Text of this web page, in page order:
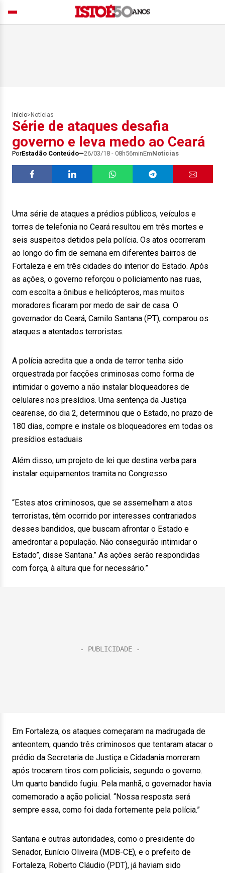
Início> Notícias
Série de ataques desafia
governo e leva medo ao Ceará
PorEstadão Conteúdo 26/03/18 - 08h56minEmNotícias
Uma série de ataques a prédios públicos, veículos e
torres de telefonia no Ceará resultou em três mortes e
seis suspeitos detidos pela polícia. Os atos ocorreram
ao longo do fim de semana em diferentes bairros de
Fortaleza e em três cidades do interior do Estado. Após
as ações, o governo reforçou o policiamento nas ruas,
com escolta a ônibus e helicópteros, mas muitos
moradores ficaram por medo de sair de casa. O
governador do Ceará, Camilo Santana (PT), comparou os
ataques a atentados terroristas.
A polícia acredita que a onda de terror tenha sido
orquestrada por facções criminosas como forma de
intimidar o governo a não instalar bloqueadores de
celulares nos presídios. Uma sentença da Justiça
cearense, do dia 2, determinou que o Estado, no prazo de
180 dias, compre e instale os bloqueadores em todas os
presídios estaduais
Além disso, um projeto de lei que destina verba para
instalar equipamentos tramita no Congresso .
“Estes atos criminosos, que se assemelham a atos
terroristas, têm ocorrido por interesses contrariados
desses bandidos, que buscam afrontar o Estado e
amedrontar a população. Não conseguirão intimidar o
Estado”, disse Santana.” As ações serão respondidas
com força, à altura que for necessário.”
Em Fortaleza, os ataques começaram na madrugada de
anteontem, quando três criminosos que tentaram atacar o
prédio da Secretaria de Justiça e Cidadania morreram
após trocarem tiros com policiais, segundo o governo.
Um quarto bandido fugiu. Pela manhã, o governador havia
comemorado a ação policial. “Nossa resposta será
sempre essa, como foi dada fortemente pela polícia.”
Santana e outras autoridades, como o presidente do
Senador, Eunício Oliveira (MDB-CE), e o prefeito de
Fortaleza, Roberto Cláudio (PDT), já haviam sido